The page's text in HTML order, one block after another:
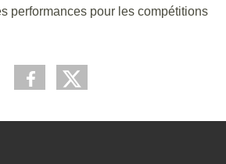
performances pour les compétitions